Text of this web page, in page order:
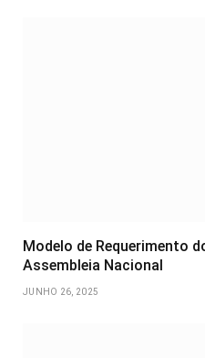
Modelo de Requerimento
Assembleia Nacional
JUNHO 26, 2025